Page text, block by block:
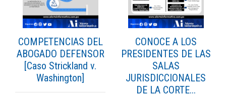
COMPETENCIAS DEL
ABOGADO DEFENSOR
[Caso Strickland v.
Washington]
CONOCE A LOS
PRESIDENTES DE LAS
SALAS
JURISDICCIONALES
DE LA CORTE...